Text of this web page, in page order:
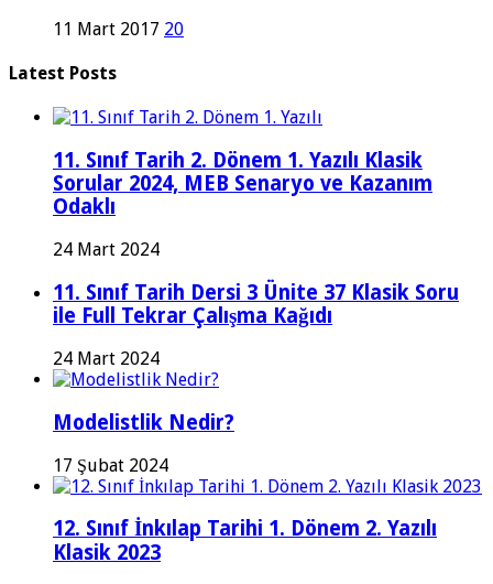
11 Mart 2017 20
Latest Posts
11. Sınıf Tarih 2. Dönem 1. Yazılı Klasik
Sorular 2024, MEB Senaryo ve Kazanım
Odaklı
24 Mart 2024
11. Sınıf Tarih Dersi 3 Ünite 37 Klasik Soru
ile Full Tekrar Çalışma Kağıdı
24 Mart 2024
Modelistlik Nedir?
17 Şubat 2024
12. Sınıf İnkılap Tarihi 1. Dönem 2. Yazılı
Klasik 2023